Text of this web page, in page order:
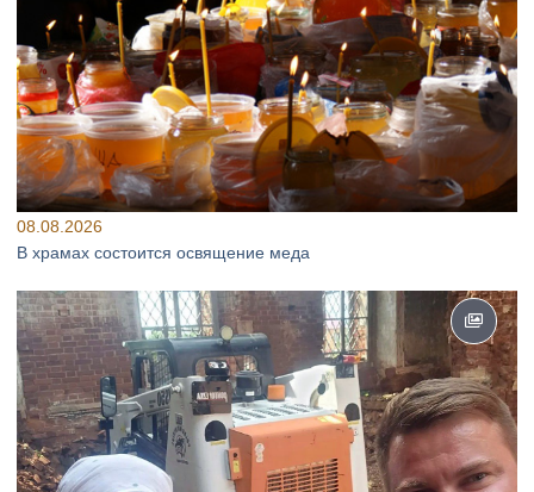
08.08.2026
В храмах состоится освящение меда